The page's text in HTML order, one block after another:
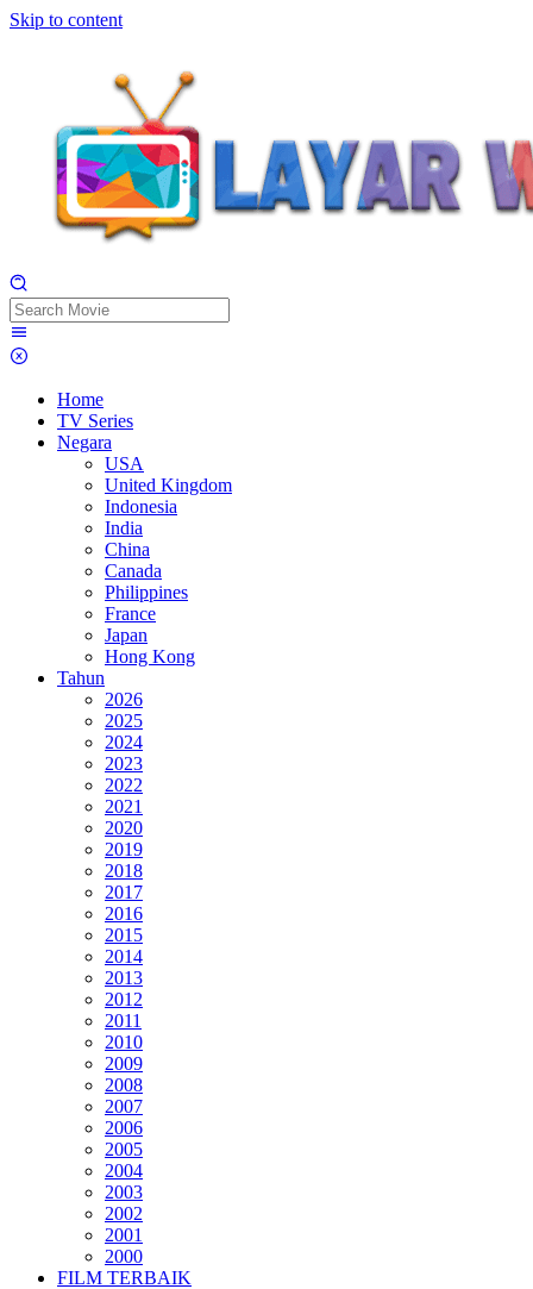
Skip to content
Home
TV Series
Negara
USA
United Kingdom
Indonesia
India
China
Canada
Philippines
France
Japan
Hong Kong
Tahun
2026
2025
2024
2023
2022
2021
2020
2019
2018
2017
2016
2015
2014
2013
2012
2011
2010
2009
2008
2007
2006
2005
2004
2003
2002
2001
2000
FILM TERBAIK